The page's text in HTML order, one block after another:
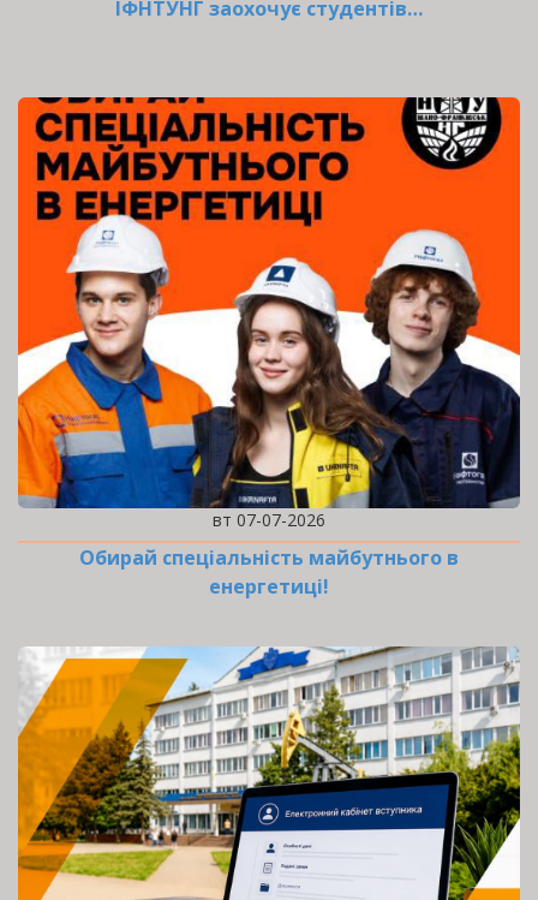
ІФНТУНГ заохочує студентів…
вт 07-07-2026
Обирай спеціальність майбутнього в
енергетиці!